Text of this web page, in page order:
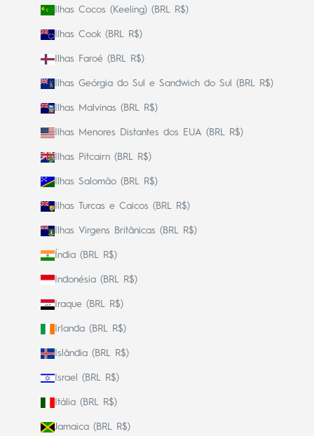
Ilhas Cocos (Keeling) (BRL R$)
Ilhas Cook (BRL R$)
Ilhas Faroé (BRL R$)
Ilhas Geórgia do Sul e Sandwich do Sul (BRL R$)
Ilhas Malvinas (BRL R$)
Ilhas Menores Distantes dos EUA (BRL R$)
Ilhas Pitcairn (BRL R$)
Ilhas Salomão (BRL R$)
Ilhas Turcas e Caicos (BRL R$)
Ilhas Virgens Britânicas (BRL R$)
Índia (BRL R$)
Indonésia (BRL R$)
Iraque (BRL R$)
Irlanda (BRL R$)
Islândia (BRL R$)
Israel (BRL R$)
Itália (BRL R$)
Jamaica (BRL R$)